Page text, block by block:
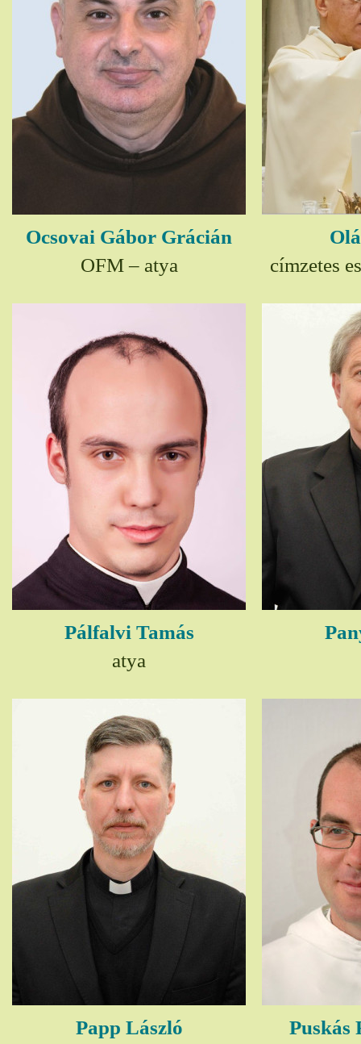
Ocsovai Gábor Grácián
OFM – atya
címzetes
Pálfalvi Tamás
atya
Papp László
Puskás